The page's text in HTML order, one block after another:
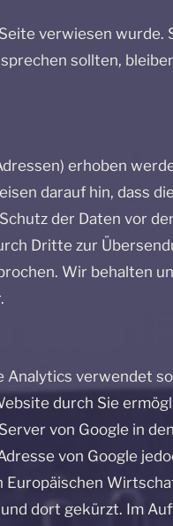
verwiesen wurde.
sollten,
erhoben
darauf hin, dass
der Daten vor
Dritte zur
Wir behalten
verwendet
durch Sie
von Google in
von Google
dort gekürzt. Im